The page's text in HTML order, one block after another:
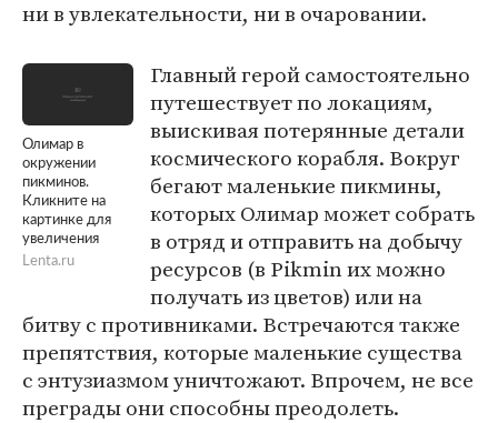
ни в увлекательности, ни в очаровании.
Олимар в
окружении
пикминов.
Кликните на
картинке для
увеличения
Lenta.ru
Главный герой самостоятельно
путешествует по локациям,
выискивая потерянные детали
космического корабля. Вокруг
бегают маленькие пикмины,
которых Олимар может собрать
в отряд и отправить на добычу
ресурсов (в Pikmin их можно
получать из цветов) или на
битву с противниками. Встречаются также
препятствия, которые маленькие существа
с энтузиазмом уничтожают. Впрочем, не все
преграды они способны преодолеть.